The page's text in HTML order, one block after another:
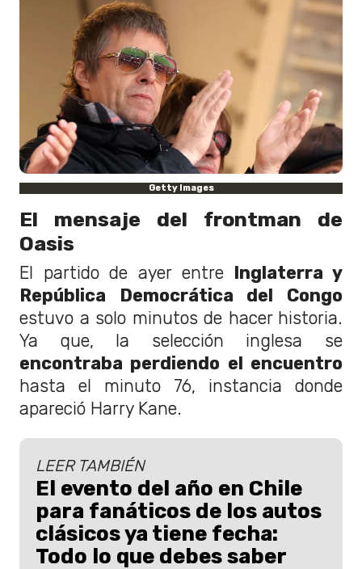
Getty Images
El mensaje del frontman de
Oasis
El partido de ayer entre
Inglaterra y
República Democrática del Congo
estuvo a solo minutos de hacer historia.
Ya que, la selección inglesa se
encontraba perdiendo el encuentro
hasta el minuto 76, instancia donde
apareció Harry Kane.
LEER TAMBIÉN
El evento del año en Chile
para fanáticos de los autos
clásicos ya tiene fecha:
Todo lo que debes saber